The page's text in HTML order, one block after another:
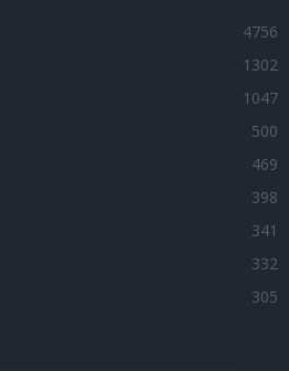
4756
1302
1047
500
469
398
341
332
305